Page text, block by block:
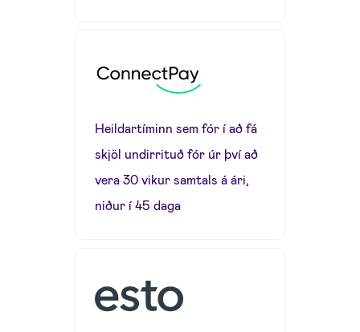
Heildartíminn sem fór í að fá
skjöl undirrituð fór úr því að
vera 30 vikur samtals á ári,
niður í 45 daga